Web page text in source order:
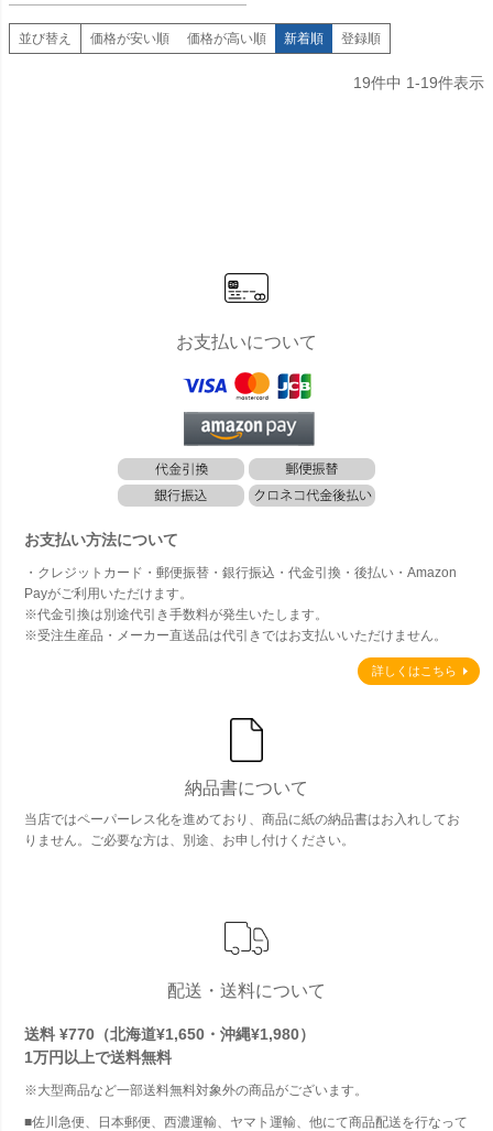
並び替え 価格が安い順 価格が高い順 新着順 登録順
19件中 1-19件表示
お支払いについて
お支払い方法について
・クレジットカード・郵便振替・銀行振込・代金引換・後払い・Amazon
Payがご利用いただけます。
※代金引換は別途代引き手数料が発生いたします。
※受注生産品・メーカー直送品は代引きではお支払いいただけません。
詳しくはこちら
納品書について
当店ではペーパーレス化を進めており、商品に紙の納品書はお入れしてお
りません。ご必要な方は、別途、お申し付けください。
配送・送料について
送料 ¥770（北海道¥1,650・沖縄¥1,980）
1万円以上で送料無料
※大型商品など一部送料無料対象外の商品がございます。
■佐川急便、日本郵便、西濃運輸、ヤマト運輸、他にて商品配送を行なって